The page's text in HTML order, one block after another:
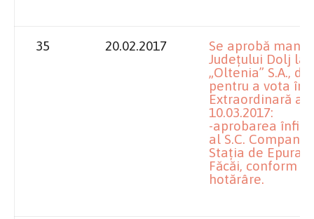
35 20.02.2017
Se aprobă
Judeţului Dolj la
„Oltenia” S.A.,
pentru a vota în
Extraordinară a
10.03.2017:
-aprobarea
al S.C.
Staţia de
Făcăi, conform
hotărâre.